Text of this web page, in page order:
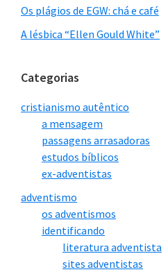
Os plágios de EGW: chá e café
A lésbica “Ellen Gould White”
Categorias
cristianismo autêntico
a mensagem
passagens arrasadoras
estudos bíblicos
ex-adventistas
adventismo
os adventismos
identificando
literatura adventista
sites adventistas